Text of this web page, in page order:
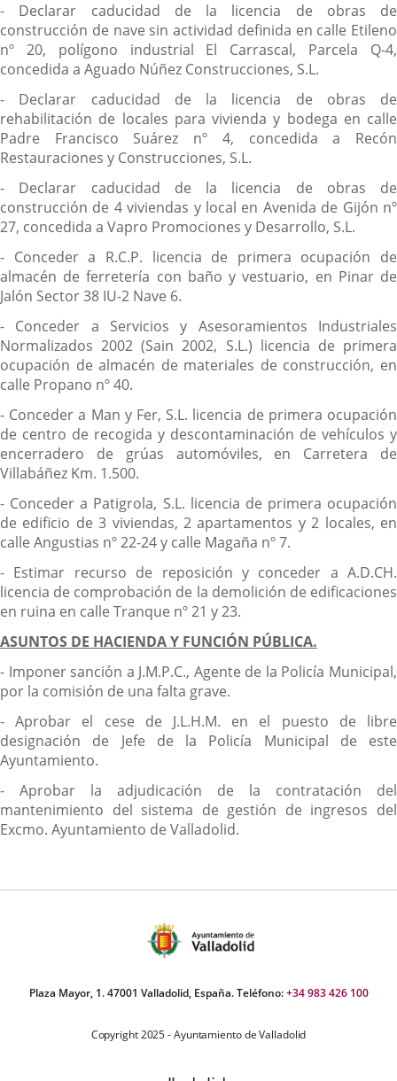
- Declarar caducidad de la licencia de obras de
construcción de nave sin actividad definida en calle Etileno
nº 20, polígono industrial El Carrascal, Parcela Q-4,
concedida a Aguado Núñez Construcciones, S.L.
- Declarar caducidad de la licencia de obras de
rehabilitación de locales para vivienda y bodega en calle
Padre Francisco Suárez nº 4, concedida a Recón
Restauraciones y Construcciones, S.L.
- Declarar caducidad de la licencia de obras de
construcción de 4 viviendas y local en Avenida de Gijón nº
27, concedida a Vapro Promociones y Desarrollo, S.L.
- Conceder a R.C.P. licencia de primera ocupación de
almacén de ferretería con baño y vestuario, en Pinar de
Jalón Sector 38 IU-2 Nave 6.
- Conceder a Servicios y Asesoramientos Industriales
Normalizados 2002 (Sain 2002, S.L.) licencia de primera
ocupación de almacén de materiales de construcción, en
calle Propano nº 40.
- Conceder a Man y Fer, S.L. licencia de primera ocupación
de centro de recogida y descontaminación de vehículos y
encerradero de grúas automóviles, en Carretera de
Villabáñez Km. 1.500.
- Conceder a Patigrola, S.L. licencia de primera ocupación
de edificio de 3 viviendas, 2 apartamentos y 2 locales, en
calle Angustias nº 22-24 y calle Magaña nº 7.
- Estimar recurso de reposición y conceder a A.D.CH.
licencia de comprobación de la demolición de edificaciones
en ruina en calle Tranque nº 21 y 23.
ASUNTOS DE HACIENDA Y FUNCIÓN PÚBLICA.
- Imponer sanción a J.M.P.C., Agente de la Policía Municipal,
por la comisión de una falta grave.
- Aprobar el cese de J.L.H.M. en el puesto de libre
designación de Jefe de la Policía Municipal de este
Ayuntamiento.
- Aprobar la adjudicación de la contratación del
mantenimiento del sistema de gestión de ingresos del
Excmo. Ayuntamiento de Valladolid.
Plaza Mayor, 1. 47001 Valladolid, España. Teléfono:+34 983 426 100
Copyright 2025 - Ayuntamiento de Valladolid